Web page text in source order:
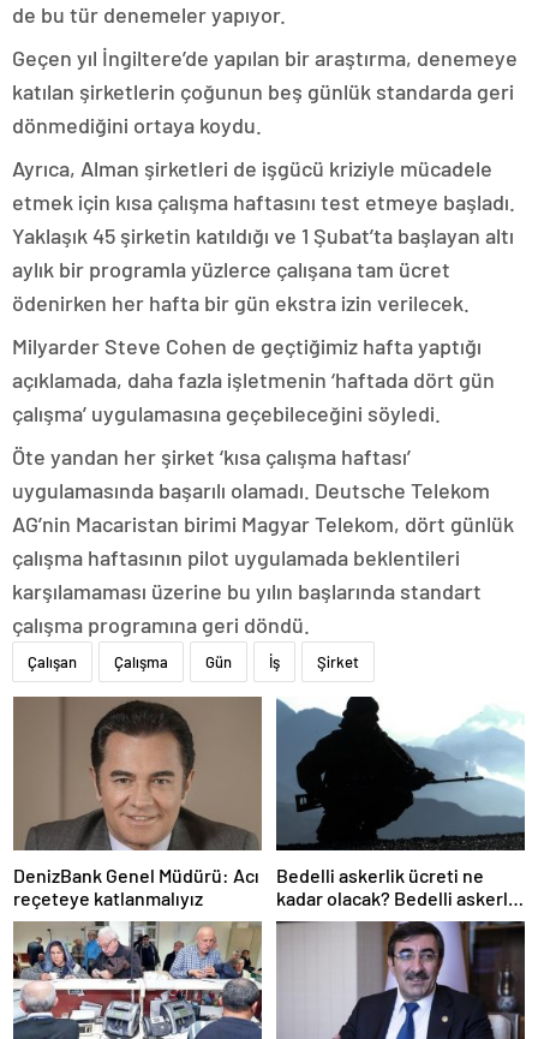
de bu tür denemeler yapıyor.
Geçen yıl İngiltere’de yapılan bir araştırma, denemeye
katılan şirketlerin çoğunun beş günlük standarda geri
dönmediğini ortaya koydu.
Ayrıca, Alman şirketleri de işgücü kriziyle mücadele
etmek için kısa çalışma haftasını test etmeye başladı.
Yaklaşık 45 şirketin katıldığı ve 1 Şubat’ta başlayan altı
aylık bir programla yüzlerce çalışana tam ücret
ödenirken her hafta bir gün ekstra izin verilecek.
Milyarder Steve Cohen de geçtiğimiz hafta yaptığı
açıklamada, daha fazla işletmenin ‘haftada dört gün
çalışma’ uygulamasına geçebileceğini söyledi.
Öte yandan her şirket ‘kısa çalışma haftası’
uygulamasında başarılı olamadı. Deutsche Telekom
AG’nin Macaristan birimi Magyar Telekom, dört günlük
çalışma haftasının pilot uygulamada beklentileri
karşılamaması üzerine bu yılın başlarında standart
çalışma programına geri döndü.
Çalışan Çalışma Gün İş Şirket
DenizBank Genel Müdürü: Acı
reçeteye katlanmalıyız
Bedelli askerlik ücreti ne
kadar olacak? Bedelli askerlik
ücreti 2024 Temmuz…